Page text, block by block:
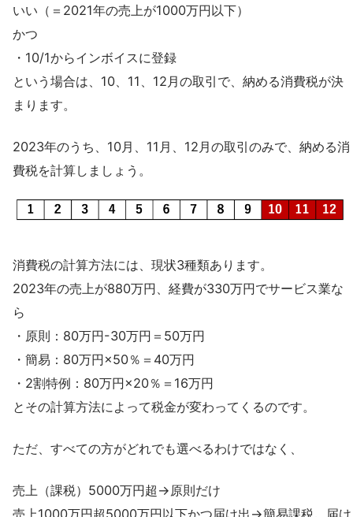
いい（＝2021年の売上が1000万円以下）
かつ
・10/1からインボイスに登録
という場合は、10、11、12月の取引で、納める消費税が決
まります。
2023年のうち、10月、11月、12月の取引のみで、納める消
費税を計算しましょう。
消費税の計算方法には、現状3種類あります。
2023年の売上が880万円、経費が330万円でサービス業な
ら
・原則：80万円-30万円＝50万円
・簡易：80万円×50％＝40万円
・2割特例：80万円×20％＝16万円
とその計算方法によって税金が変わってくるのです。
ただ、すべての方がどれでも選べるわけではなく、
売上（課税）5000万円超→原則だけ
売上1000万円超5000万円以下かつ届け出→簡易課税。届け